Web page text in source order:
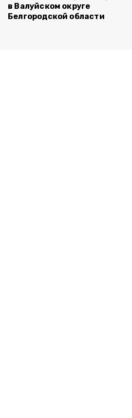
в Валуйском округе
Белгородской области